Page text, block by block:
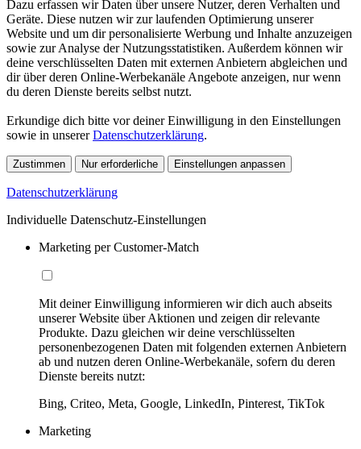
Dazu erfassen wir Daten über unsere Nutzer, deren Verhalten und
Geräte. Diese nutzen wir zur laufenden Optimierung unserer
Website und um dir personalisierte Werbung und Inhalte anzuzeigen
sowie zur Analyse der Nutzungsstatistiken. Außerdem können wir
deine verschlüsselten Daten mit externen Anbietern abgleichen und
dir über deren Online-Werbekanäle Angebote anzeigen, nur wenn
du deren Dienste bereits selbst nutzt.
Erkundige dich bitte vor deiner Einwilligung in den Einstellungen
sowie in unsererDatenschutzerklärung.
Zustimmen Nur erforderliche Einstellungen anpassen
Datenschutzerklärung
Individuelle Datenschutz-Einstellungen
Marketing per Customer-Match
Mit deiner Einwilligung informieren wir dich auch abseits
unserer Website über Aktionen und zeigen dir relevante
Produkte. Dazu gleichen wir deine verschlüsselten
personenbezogenen Daten mit folgenden externen Anbietern
ab und nutzen deren Online-Werbekanäle, sofern du deren
Dienste bereits nutzt:
Bing, Criteo, Meta, Google, LinkedIn, Pinterest, TikTok
Marketing